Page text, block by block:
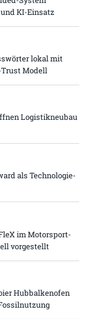
KI-Einsatz
lokal mit
Modell
Logistikneubau
als Technologie-
im Motorsport-
vorgestellt
Hubbalkenofen